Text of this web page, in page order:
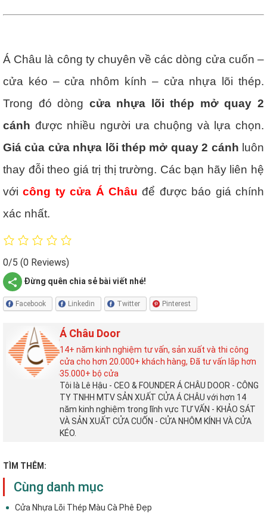
Á Châu là công ty chuyên về các dòng cửa cuốn –
cửa kéo – cửa nhôm kính – cửa nhựa lõi thép.
Trong đó dòng cửa nhựa lõi thép mở quay 2
cánh được nhiều người ưa chuộng và lựa chọn.
Giá của cửa nhựa lõi thép mở quay 2 cánh luôn
thay đỗi theo giá trị thị trường. Các bạn hãy liên hệ
vớicông ty cửa Á Châu để được báo giá chính
xác nhất.
0/5 (0 Reviews)
Đừng quên chia sẻ bài viết nhé!
Facebook Linkedin Twitter Pinterest
Á Châu Door
14+ năm kinh nghiệm tư vấn, sản xuất và thi công
cửa cho hơn 20.000+ khách hàng, Đã tư vấn lắp hơn
35.000+ bộ cửa
Tôi là Lê Hậu - CEO & FOUNDER Á CHÂU DOOR - CÔNG
TY TNHH MTV SẢN XUẤT CỬA Á CHÂU với hơn 14
năm kinh nghiệm trong lĩnh vực TƯ VẤN - KHẢO SÁT
VÀ SẢN XUẤT CỬA CUỐN - CỬA NHÔM KÍNH VÀ CỬA
KÉO.
TÌM THÊM:
Cùng danh mục
Cửa Nhựa Lõi Thép Màu Cà Phê Đẹp